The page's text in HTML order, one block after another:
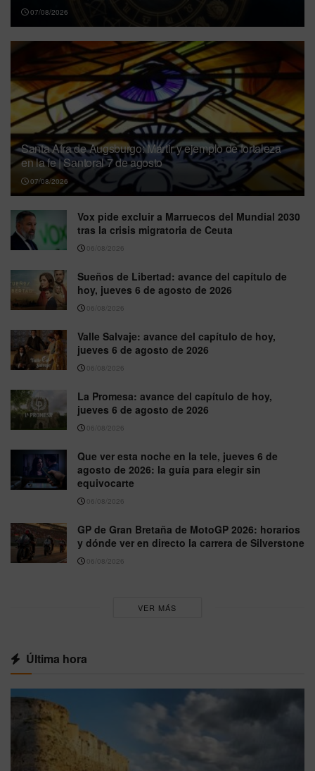
07/08/2026
Santa Afra de Augsburgo: Mártir y ejemplo de fortaleza
en la fe | Santoral 7 de agosto
07/08/2026
Vox pide excluir a Marruecos del Mundial 2030
tras la crisis migratoria de Ceuta
06/08/2026
Sueños de Libertad: avance del capítulo de
hoy, jueves 6 de agosto de 2026
06/08/2026
Valle Salvaje: avance del capítulo de hoy,
jueves 6 de agosto de 2026
06/08/2026
La Promesa: avance del capítulo de hoy,
jueves 6 de agosto de 2026
06/08/2026
Que ver esta noche en la tele, jueves 6 de
agosto de 2026: la guía para elegir sin
equivocarte
06/08/2026
GP de Gran Bretaña de MotoGP 2026: horarios
y dónde ver en directo la carrera de Silverstone
06/08/2026
VER MÁS
Última hora